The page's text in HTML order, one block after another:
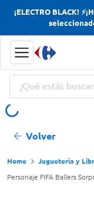
¡ELECTRO BLACK!
¿Qué estás buscando
Volver
Juguetería y
Personaje FIFA Ballers
Términos
Yerba
Cerveza
Doves
Términos
Yerba
Cerveza
Doves